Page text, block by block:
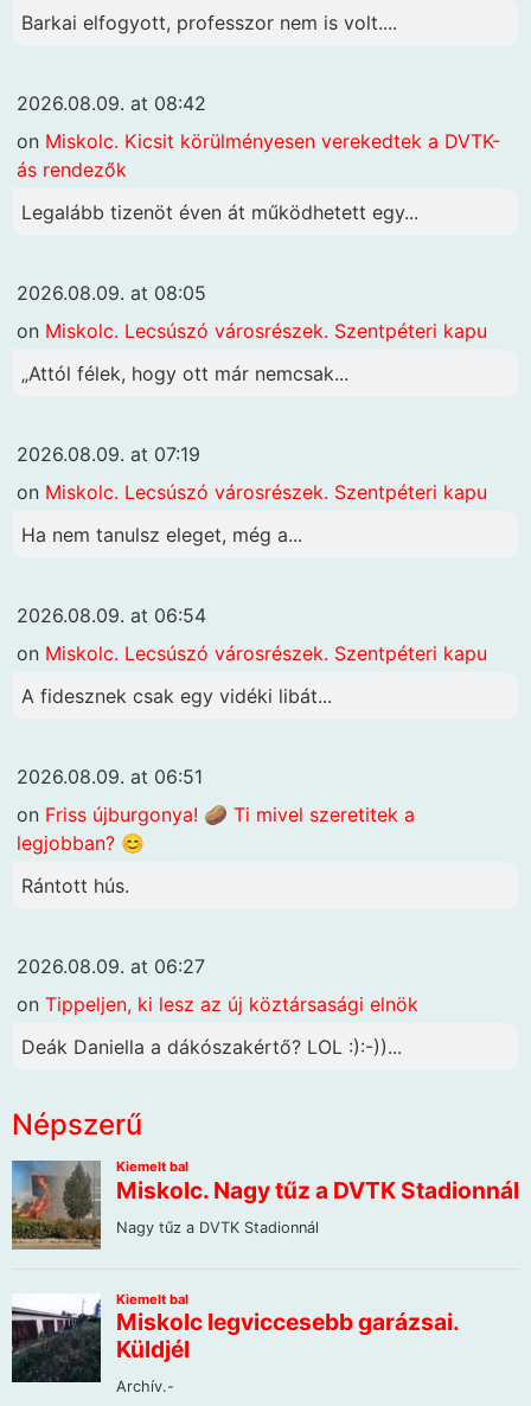
Barkai elfogyott, professzor nem is volt....
2026.08.09. at 08:42
on Miskolc. Kicsit körülményesen verekedtek a DVTK-
ás rendezők
Legalább tizenöt éven át működhetett egy...
2026.08.09. at 08:05
on Miskolc. Lecsúszó városrészek. Szentpéteri kapu
„Attól félek, hogy ott már nemcsak...
2026.08.09. at 07:19
on Miskolc. Lecsúszó városrészek. Szentpéteri kapu
Ha nem tanulsz eleget, még a...
2026.08.09. at 06:54
on Miskolc. Lecsúszó városrészek. Szentpéteri kapu
A fidesznek csak egy vidéki libát...
2026.08.09. at 06:51
on Friss újburgonya! 🥔 Ti mivel szeretitek a
legjobban? 😊
Rántott hús.
2026.08.09. at 06:27
on Tippeljen, ki lesz az új köztársasági elnök
Deák Daniella a dákószakértő? LOL :):-))...
Népszerű